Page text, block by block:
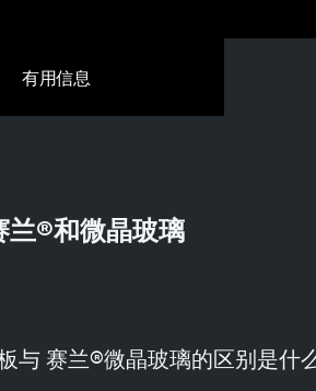
有用信息
兰®和微晶玻璃
与 赛兰®微晶玻璃的区别是什